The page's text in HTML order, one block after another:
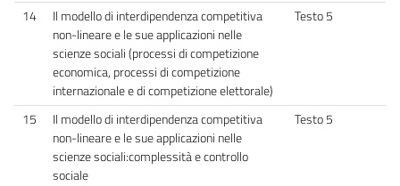
14
Il modello di interdipendenza competitiva
non-lineare e le sue applicazioni nelle
scienze sociali (processi di competizione
economica, processi di competizione
internazionale e di competizione elettorale)
Testo 5
15
Il modello di interdipendenza competitiva
non-lineare e le sue applicazioni nelle
scienze sociali:complessità e controllo
sociale
Testo 5